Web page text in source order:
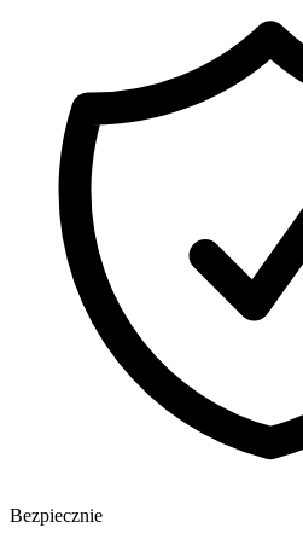
Bezpiecznie